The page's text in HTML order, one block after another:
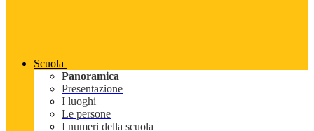
Scuola
Panoramica
Presentazione
I luoghi
Le persone
I numeri della scuola